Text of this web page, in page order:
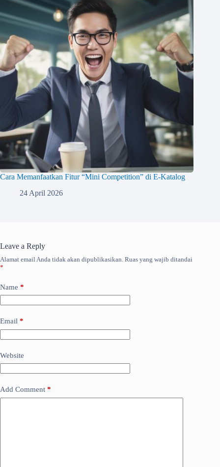
Cara Memanfaatkan Fitur “Mini Competition” di E-Katalog
24 April 2026
Leave a Reply
Alamat email Anda tidak akan dipublikasikan. Ruas yang wajib ditandai
*
Name *
Email *
Website
Add Comment *